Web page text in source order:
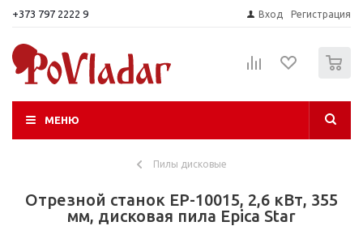
+373 797 2222 9 Вход Регистрация
МЕНЮ
Пилы дисковые
Отрезной станок EP-10015, 2,6 кВт, 355
мм, дисковая пила Epica Star